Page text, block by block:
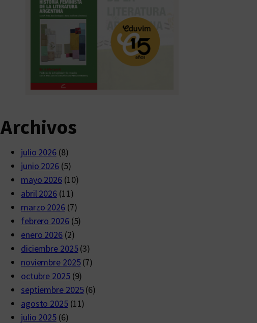
Archivos
julio 2026(8)
junio 2026(5)
mayo 2026 (10)
abril 2026(11)
marzo 2026(7)
febrero 2026(5)
enero 2026(2)
diciembre 2025(3)
noviembre 2025(7)
octubre 2025(9)
septiembre 2025(6)
agosto 2025(11)
julio 2025(6)